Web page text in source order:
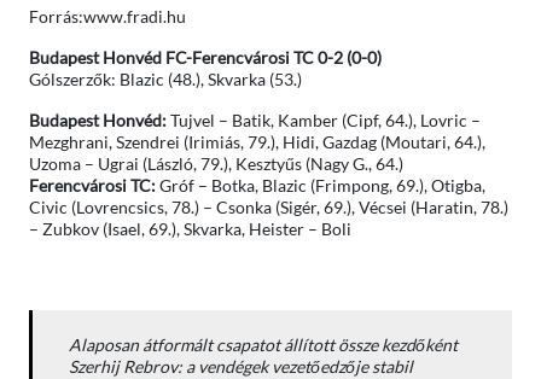
Forrás:www.fradi.hu
Budapest Honvéd FC-Ferencvárosi TC 0-2 (0-0)
Gólszerzők: Blazic (48.), Skvarka (53.)
Budapest Honvéd:Tujvel – Batik, Kamber (Cipf, 64.), Lovric –
Mezghrani, Szendrei (Irimiás, 79.), Hidi, Gazdag (Moutari, 64.),
Uzoma – Ugrai (László, 79.), Kesztyűs (Nagy G., 64.)
Ferencvárosi TC:Gróf – Botka, Blazic (Frimpong, 69.), Otigba,
Civic (Lovrencsics, 78.) – Csonka (Sigér, 69.), Vécsei (Haratin, 78.)
– Zubkov (Isael, 69.), Skvarka, Heister – Boli
Alaposan átformált csapatot állított össze kezdőként
Szerhij Rebrov: a vendégek vezetőedzője stabil